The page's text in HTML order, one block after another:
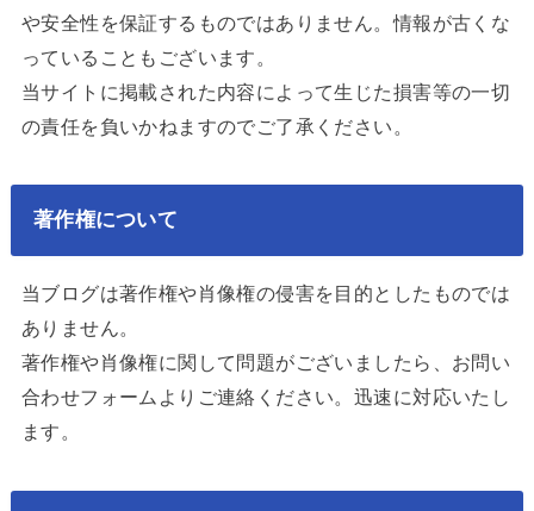
や安全性を保証するものではありません。情報が古くな
っていることもございます。
当サイトに掲載された内容によって生じた損害等の一切
の責任を負いかねますのでご了承ください。
著作権について
当ブログは著作権や肖像権の侵害を目的としたものでは
ありません。
著作権や肖像権に関して問題がございましたら、お問い
合わせフォームよりご連絡ください。迅速に対応いたし
ます。